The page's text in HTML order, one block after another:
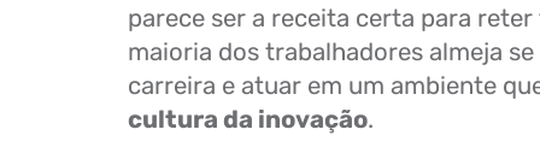
parece ser a receita certa para reter
maioria dos trabalhadores almeja
carreira e atuar em um ambiente
cultura da inovação.